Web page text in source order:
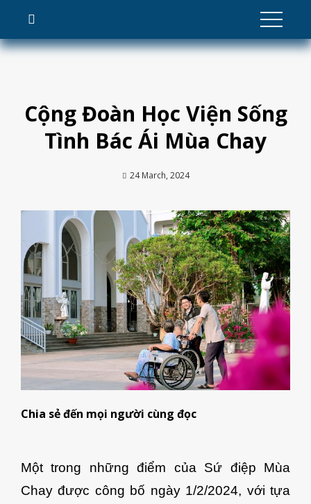
Skip
Cộng Đoàn Học Viện Sống
Tình Bác Ái Mùa Chay
24 March, 2024
Chia sẻ đến mọi người cùng đọc
Một trong những điểm của Sứ điệp Mùa
Chay được công bố ngày 1/2/2024, với tựa